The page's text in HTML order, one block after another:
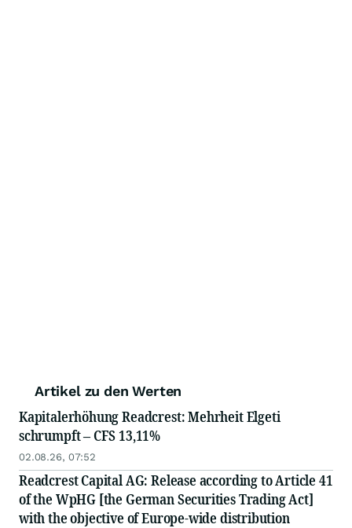
Artikel zu den Werten
Kapitalerhöhung Readcrest: Mehrheit Elgeti
schrumpft – CFS 13,11%
02.08.26, 07:52
Readcrest Capital AG: Release according to Article 41
of the WpHG [the German Securities Trading Act]
with the objective of Europe-wide distribution